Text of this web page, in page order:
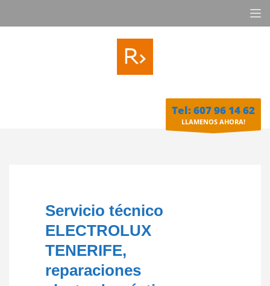
Tel: 607 96 14 62
LLAMENOS AHORA!
Servicio técnico
ELECTROLUX
TENERIFE,
reparaciones